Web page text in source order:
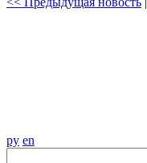
ру en